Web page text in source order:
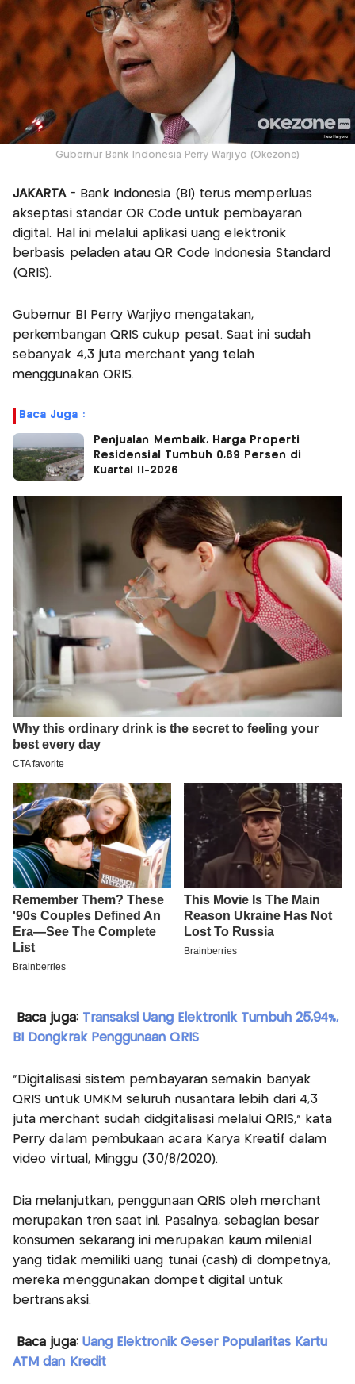
Gubernur Bank Indonesia Perry Warjiyo (Okezone)
JAKARTA - Bank Indonesia (BI) terus memperluas
akseptasi standar QR Code untuk pembayaran
digital. Hal ini melalui aplikasi uang elektronik
berbasis peladen atau QR Code Indonesia Standard
(QRIS).
Gubernur BI Perry Warjiyo mengatakan,
perkembangan QRIS cukup pesat. Saat ini sudah
sebanyak 4,3 juta merchant yang telah
menggunakan QRIS.
Baca Juga :
Penjualan Membaik, Harga Properti
Residensial Tumbuh 0,69 Persen di
Kuartal II-2026
Baca juga: Transaksi Uang Elektronik Tumbuh 25,94%,
BI Dongkrak Penggunaan QRIS
"Digitalisasi sistem pembayaran semakin banyak
QRIS untuk UMKM seluruh nusantara lebih dari 4,3
juta merchant sudah didgitalisasi melalui QRIS," kata
Perry dalam pembukaan acara Karya Kreatif dalam
video virtual, Minggu (30/8/2020).
Dia melanjutkan, penggunaan QRIS oleh merchant
merupakan tren saat ini. Pasalnya, sebagian besar
konsumen sekarang ini merupakan kaum milenial
yang tidak memiliki uang tunai (cash) di dompetnya,
mereka menggunakan dompet digital untuk
bertransaksi.
Baca juga: Uang Elektronik Geser Popularitas Kartu
ATM dan Kredit